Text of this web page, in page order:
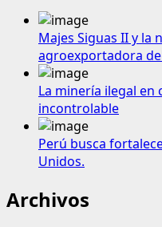
Majes Siguas II y la
agroexportadora
La minería ilegal
incontrolable
Perú busca
Unidos.
Archivos